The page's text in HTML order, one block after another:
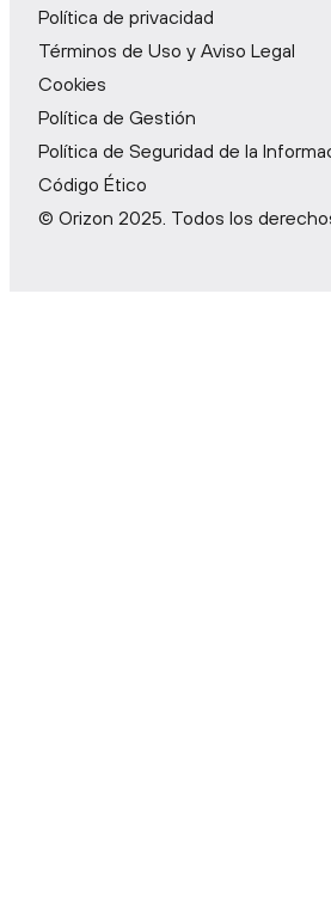
© Orizon 2025. Todos los
Política de privacidad
Términos de Uso y Aviso Legal
Cookies
Política de Gestión
Política de Seguridad de la
Código Ético